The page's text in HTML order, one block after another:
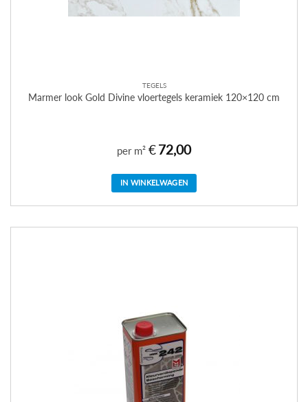
TEGELS
Marmer look Gold Divine vloertegels keramiek 120×120 cm
per m² €72,00
IN WINKELWAGEN